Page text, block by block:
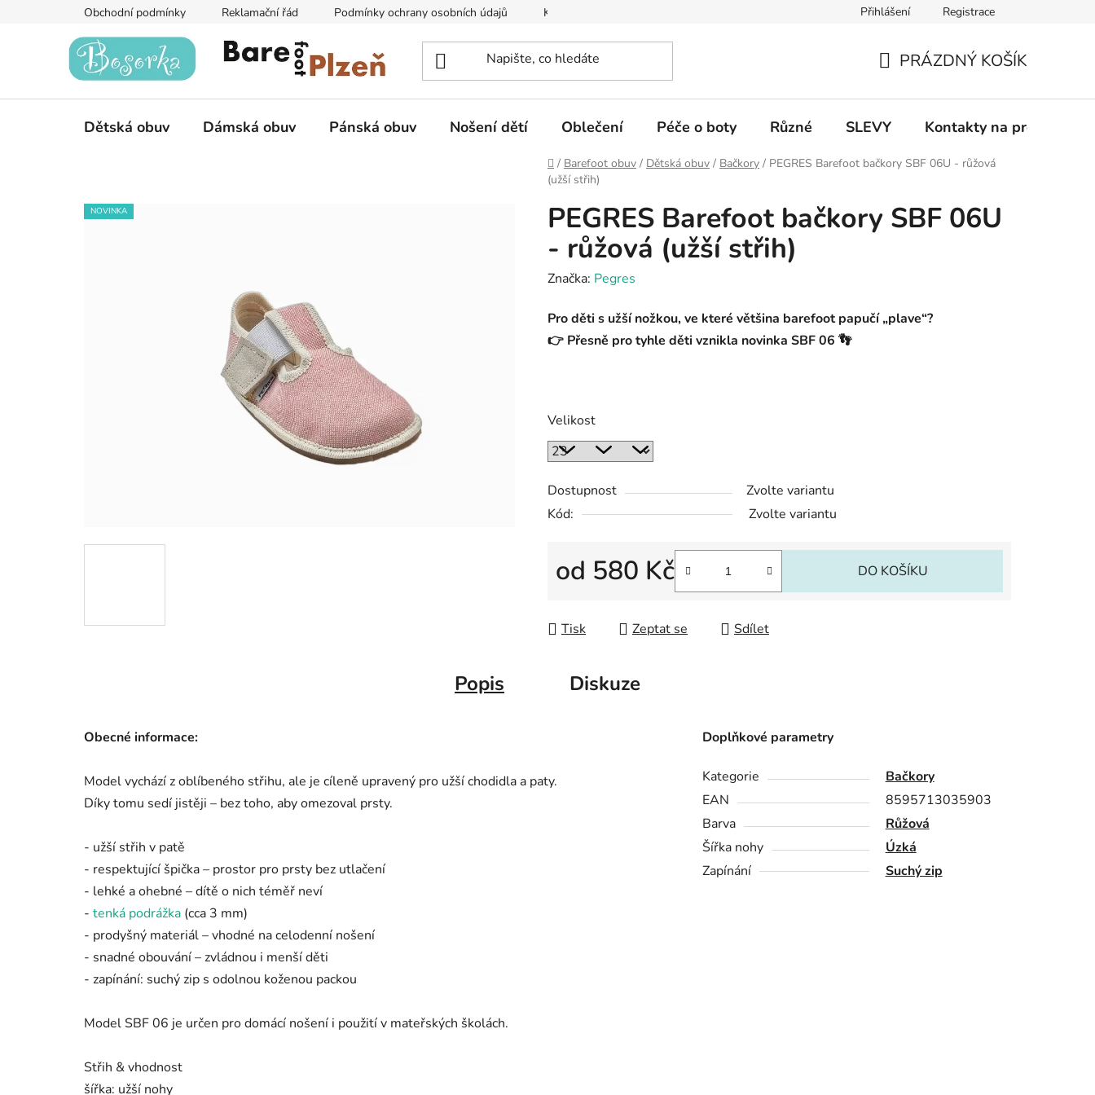
Obchodní podmínky Reklamační řád Podmínky ochrany osobních údajů Kontakty na prodejny Informace k on-line platbám Odstoupení od
Přihlášení Registrace
KOŠÍK
PRÁZDNÝ KOŠÍK
Dětská obuv Dámská obuv Pánská obuv Nošení dětí Oblečení Péče o boty Různé SLEVY Kontakty na prodejny
Domů
/ Barefoot obuv / Dětská obuv / Bačkory / PEGRES Barefoot bačkory SBF 06U - růžová
(užší střih)
PEGRES Barefoot bačkory SBF 06U
- růžová (užší střih)
Značka: Pegres
Pro děti s užší nožkou, ve které většina barefoot papučí „plave“?
👉 Přesně pro tyhle děti vznikla novinka SBF 06 👣
Velikost
Dostupnost
Zvolte variantu
Kód:
Zvolte variantu
od 580 Kč DO KOŠÍKU
Tisk Zeptat se Sdílet
NOVINKA
Popis Diskuze
Obecné informace:
Model vychází z oblíbeného střihu, ale je cíleně upravený pro užší chodidla a paty.
Díky tomu sedí jistěji – bez toho, aby omezoval prsty.
- užší střih v patě
- respektující špička – prostor pro prsty bez utlačení
- lehké a ohebné – dítě o nich téměř neví
- tenká podrážka (cca 3 mm)
- prodyšný materiál – vhodné na celodenní nošení
- snadné obouvání – zvládnou i menší děti
- zapínání: suchý zip s odolnou koženou packou
Model SBF 06 je určen pro domácí nošení i použití v mateřských školách.
Střih & vhodnost
šířka: užší nohy
Doplňkové parametry
Kategorie
Bačkory
EAN
8595713035903
Barva
Růžová
Šířka nohy
Úzká
Zapínání
Suchý zip